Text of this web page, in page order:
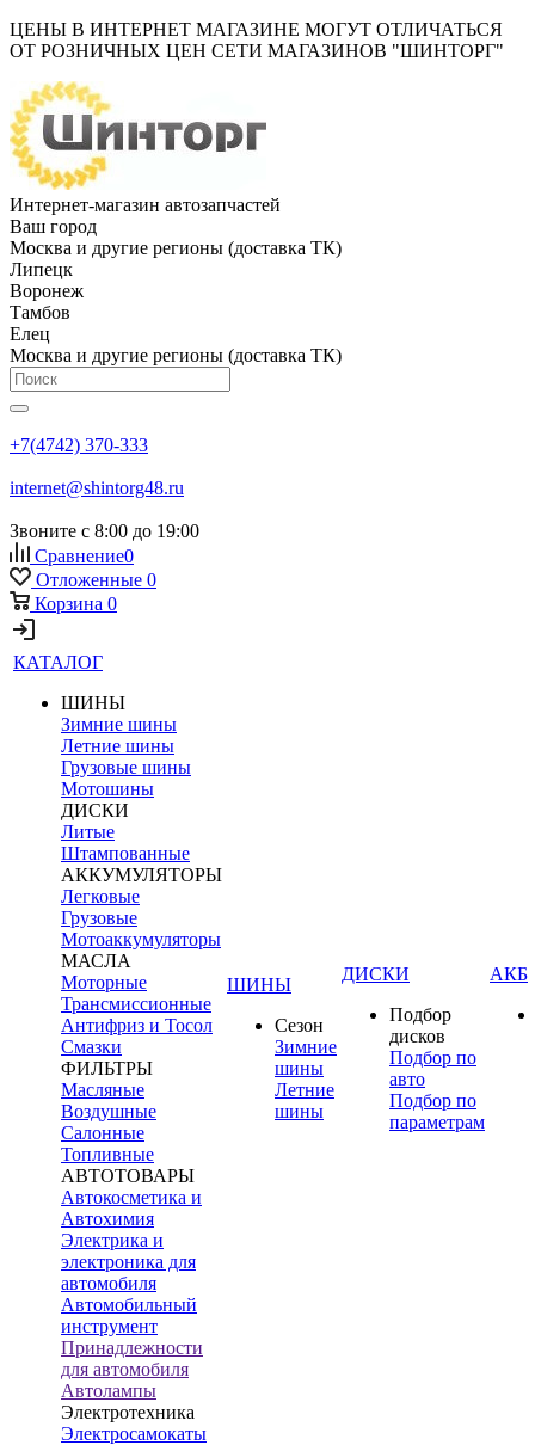
ЦЕНЫ В ИНТЕРНЕТ МАГАЗИНЕ МОГУТ ОТЛИЧАТЬСЯ
ОТ РОЗНИЧНЫХ ЦЕН СЕТИ МАГАЗИНОВ "ШИНТОРГ"
Интернет-магазин автозапчастей
Ваш город
Москва и другие регионы (доставка ТК)
Липецк
Воронеж
Тамбов
Елец
Москва и другие регионы (доставка ТК)
+7(4742) 370-333
internet@shintorg48.ru
Звоните с 8:00 до 19:00
Сравнение0
Отложенные 0
Корзина 0
КАТАЛОГ
ШИНЫ
Зимние шины
Летние шины
Грузовые шины
Мотошины
ДИСКИ
Литые
Штампованные
АККУМУЛЯТОРЫ
Легковые
Грузовые
Мотоаккумуляторы
МАСЛА
Моторные
Трансмиссионные
Антифриз и Тосол
Смазки
ФИЛЬТРЫ
Масляные
Воздушные
Салонные
Топливные
АВТОТОВАРЫ
Автокосметика и
Автохимия
Электрика и
электроника для
автомобиля
Автомобильный
инструмент
Принадлежности
для автомобиля
Автолампы
Электротехника
Электросамокаты
ШИНЫ
Сезон
Зимние
шины
Летние
шины
ДИСКИ
Подбор
дисков
Подбор по
авто
Подбор по
параметрам
АКБ